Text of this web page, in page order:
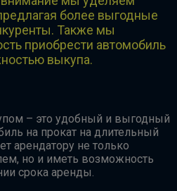
более выгодные
Также мы
приобрести автомобиль
выкупа.
– это удобный и выгодный
на прокат на длительный
арендатору не только
но и иметь возможность
срока аренды.